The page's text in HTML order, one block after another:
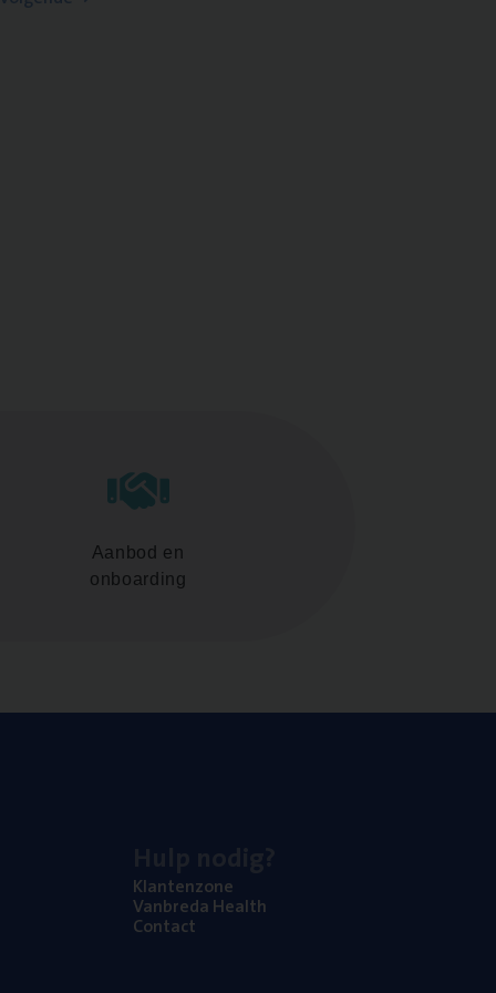
Aanbod en
onboarding
Klan­ten­zo­ne
Van­b­re­da Health
Con­tact